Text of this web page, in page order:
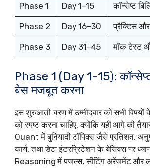
Phase 1 Day 1–15 कॉन्सेप्ट
Phase 2 Day 16–30 प्रैक्टिस
Phase 3 Day 31–45 मॉक टेस्ट
Phase 1 (Day 1–15):
बेस मजबूत करना
इस शुरुआती चरण में उम्मीदवार को सभी विषयों
को स्पष्ट करना चाहिए, क्योंकि यही आगे की
Quant में बुनियादी टॉपिक्स जैसे प्रतिशत,
कार्य, तथा डेटा इंटरप्रिटेशन के बेसिक्स पर
Reasoning में पजल्स, सीटिंग अरेंजमेंट और